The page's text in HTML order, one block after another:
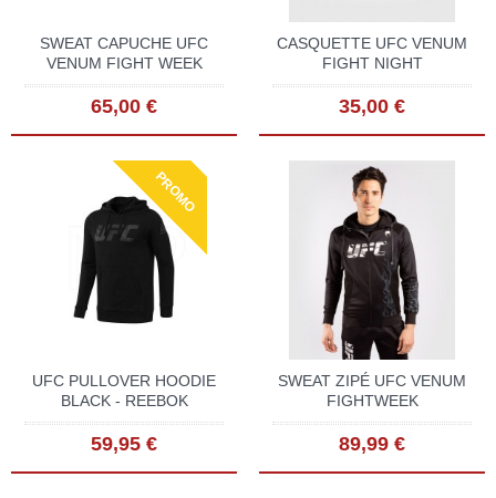
SWEAT CAPUCHE UFC
VENUM FIGHT WEEK
65,00 €
CASQUETTE UFC VENUM
FIGHT NIGHT
35,00 €
PROMO
UFC PULLOVER HOODIE
BLACK - REEBOK
59,95 €
SWEAT ZIPÉ UFC VENUM
FIGHTWEEK
89,99 €